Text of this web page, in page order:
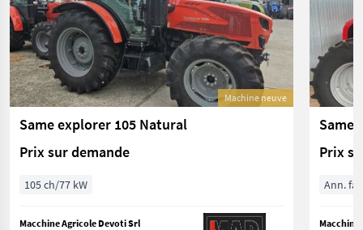
Machine neuve
Same explorer 105 Natural
Prix sur demande
105 ch/77 kW
Macchine Agricole Devoti Srl
Same
Prix
Ann.
Macchine